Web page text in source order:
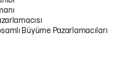
Büyüme Pazarlamacıları